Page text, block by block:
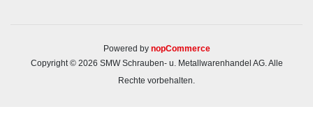
Powered by nopCommerce
Copyright © 2026 SMW Schrauben- u. Metallwarenhandel AG. Alle
Rechte vorbehalten.